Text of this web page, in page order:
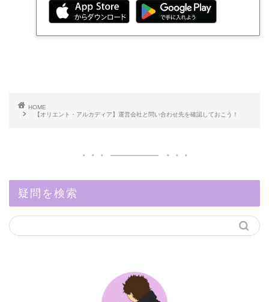
HOME
【オリエント・アルカディア】運営会社と問い合わせ先を確認しておこう！
疑問を検索